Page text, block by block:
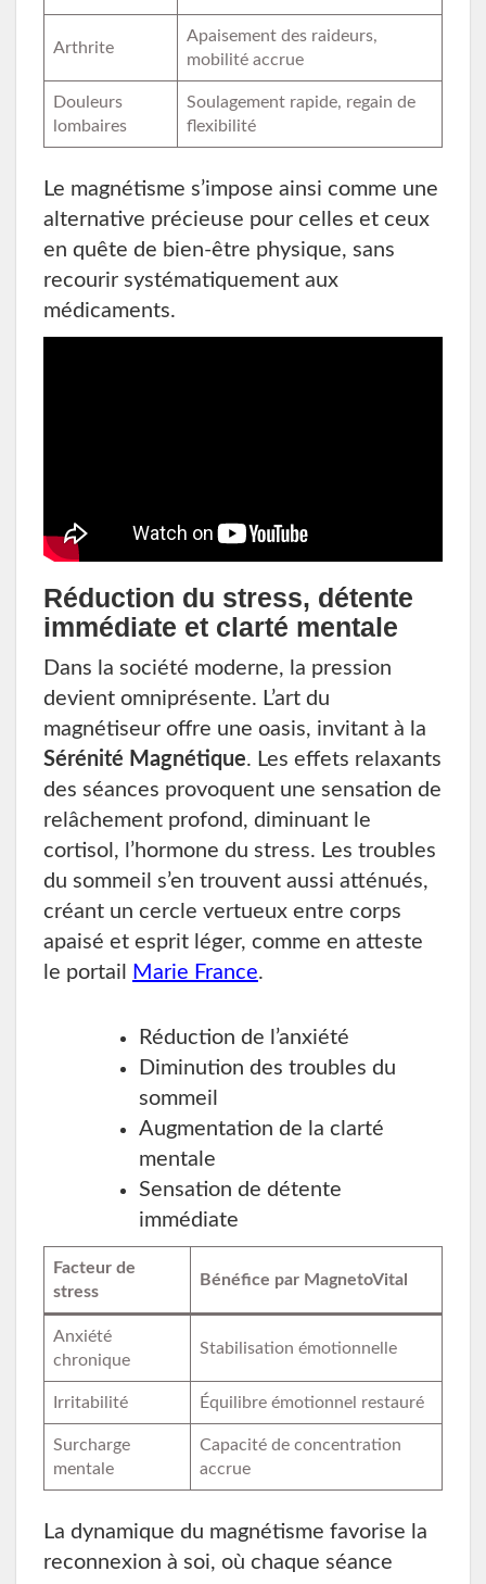
Arthrite
Apaisement des raideurs,
mobilité accrue
Douleurs
lombaires
Soulagement rapide, regain de
flexibilité
Le magnétisme s’impose ainsi comme une
alternative précieuse pour celles et ceux
en quête de bien-être physique, sans
recourir systématiquement aux
médicaments.
Réduction du stress, détente
immédiate et clarté mentale
Dans la société moderne, la pression
devient omniprésente. L’art du
magnétiseur offre une oasis, invitant à la
Sérénité Magnétique. Les effets relaxants
des séances provoquent une sensation de
relâchement profond, diminuant le
cortisol, l’hormone du stress. Les troubles
du sommeil s’en trouvent aussi atténués,
créant un cercle vertueux entre corps
apaisé et esprit léger, comme en atteste
le portail
Marie France.
Réduction de l’anxiété
Diminution des troubles du
sommeil
Augmentation de la clarté
mentale
Sensation de détente
immédiate
Facteur de
stress
Bénéfice par MagnetoVital
Anxiété
chronique
Stabilisation émotionnelle
Irritabilité Équilibre émotionnel restauré
Surcharge
mentale
Capacité de concentration
accrue
La dynamique du magnétisme favorise la
reconnexion à soi, où chaque séance